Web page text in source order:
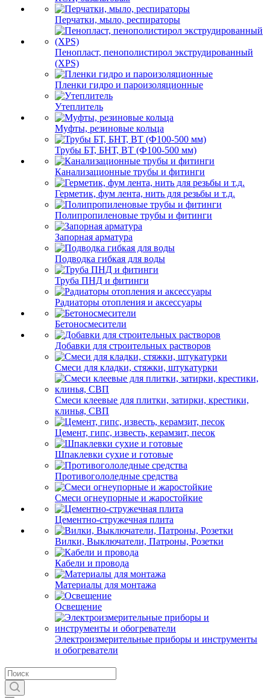
Перчатки, мыло, респираторы
Пенопласт, пенополистирол экструдированный
(XPS)
Пленки гидро и пароизоляционные
Утеплитель
Муфты, резиновые кольца
Трубы БТ, БНТ, ВТ (Ф100-500 мм)
Канализационные трубы и фитинги
Герметик, фум лента, нить для резьбы и т.д.
Полипропиленовые трубы и фитинги
Запорная арматура
Подводка гибкая для воды
Труба ПНД и фитинги
Радиаторы отопления и аксессуары
Бетоносмесители
Добавки для строительных растворов
Смеси для кладки, стяжки, штукатурки
Смеси клеевые для плитки, затирки, крестики,
клинья, СВП
Цемент, гипс, известь, керамзит, песок
Шпаклевки сухие и готовые
Противогололедные средства
Смеси огнеупорные и жаростойкие
Цементно-стружечная плита
Вилки, Выключатели, Патроны, Розетки
Кабели и провода
Материалы для монтажа
Освещение
Электроизмерительные приборы и инструменты
и обогреватели